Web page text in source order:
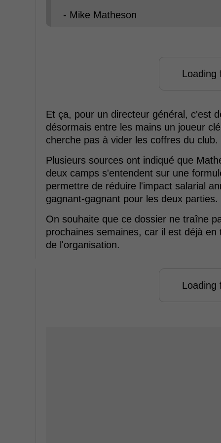
- Mike Matheson
Loading
Et ça, pour un directeur général, c'est
désormais entre les mains un joueur
cherche pas à vider les coffres du club.
Plusieurs sources ont indiqué que
deux camps s'entendent sur une
permettre de réduire l'impact salarial
gagnant-gagnant pour les deux parties.
On souhaite que ce dossier ne traîne
prochaines semaines, car il est déjà
de l'organisation.
Loading